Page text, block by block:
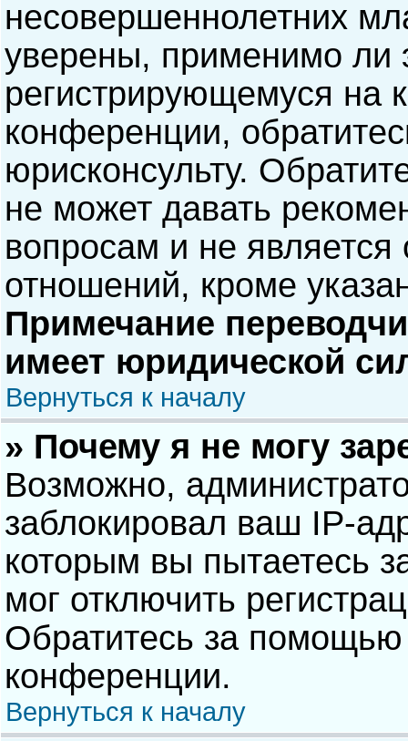
несовершеннолетних
уверены, применимо ли
регистрирующемуся на
конференции,
юрисконсульту.
не может давать
вопросам и не
отношений, кроме
Примечание
имеет юридической
Вернуться к началу
» Почему я не могу
Возможно,
заблокировал ваш IP-
которым вы пытаетесь
мог отключить
Обратитесь за помощью
конференции.
Вернуться к началу